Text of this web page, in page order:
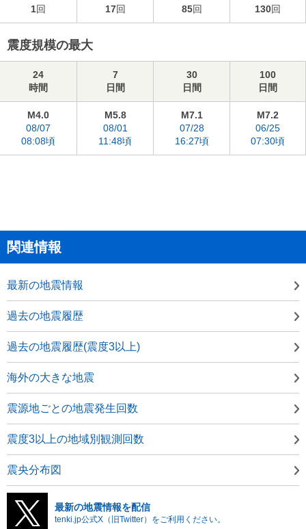
1回 17回 85回 130回
震度規模の最大
24
時間
7
日間
30
日間
100
日間
M4.0
08/07
08:08頃
M5.8
08/01
11:48頃
M7.1
07/28
16:27頃
M7.2
06/25
07:30頃
関連情報
最新の地震情報
過去の地震履歴
過去の地震履歴(震度3以上)
海外の大きな地震
震源地ごとの地震発生回数
震度3以上の地域別観測回数
震央分布図
最新の地震情報を配信
tenki.jp公式X（旧Twitter）をご利用ください。